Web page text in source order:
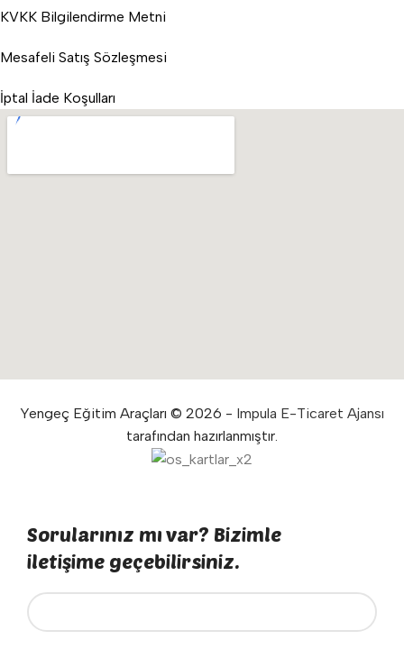
KVKK Bilgilendirme Metni
Mesafeli Satış Sözleşmesi
İptal İade Koşulları
Yengeç Eğitim Araçları © 2026 - Impula E-Ticaret Ajansı
tarafından hazırlanmıştır.
Sorularınız mı var? Bizimle
iletişime geçebilirsiniz.